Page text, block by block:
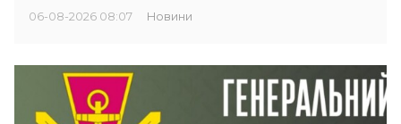
06-08-2026 08:07 Новини